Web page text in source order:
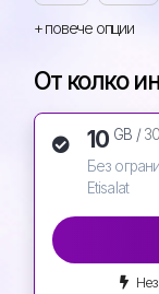
+ повече опции
От колко
10 GB /
Без
Etisalat